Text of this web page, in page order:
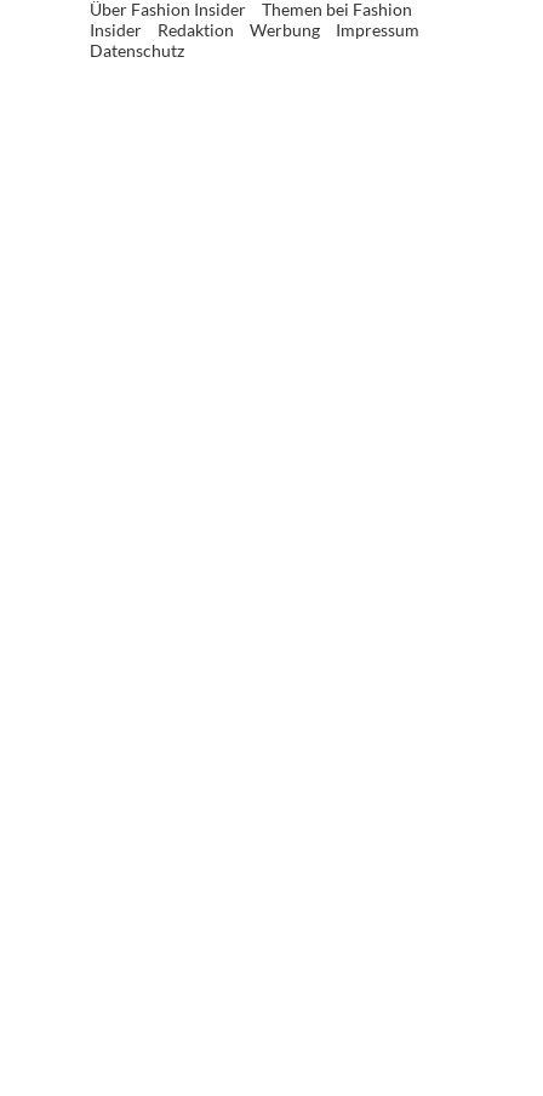
Über Fashion Insider
Themen bei Fashion
Insider
Redaktion Werbung
Impressum
Datenschutz